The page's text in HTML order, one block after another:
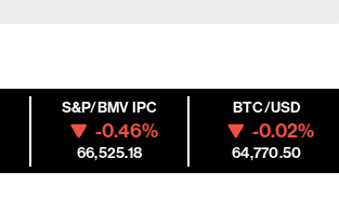
S&P/BMV IPC
-0.46%
66,525.18
BTC/USD
-0.02%
64,770.50